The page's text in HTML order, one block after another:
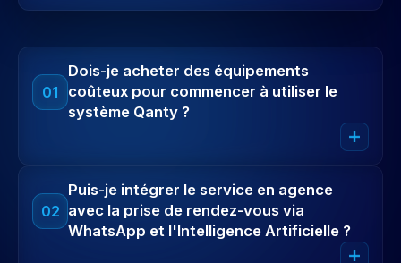
01
Dois-je acheter des équipements
coûteux pour commencer à utiliser le
système Qanty ?
cloud. Vous pouvez commencer dès aujourd'hui en
utilisant vos équipements actuels :
Smart TV pour les écrans d'appel.
02
Puis-je intégrer le service en agence
avec la prise de rendez-vous via
WhatsApp et l'Intelligence Artificielle ?